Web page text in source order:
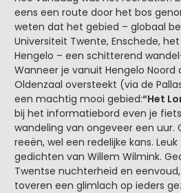
eens een route door het bos
weten dat het gebied – globaal
Universiteit Twente, Enschede,
Hengelo – een schitterend
Wanneer je vanuit Hengelo Noord
Oldenzaal oversteekt (via de
een machtig mooi gebied:“Het
bij het informatiebord even je
wandeling van ongeveer een uur.
reeën, wel een redelijke kans.
gedichten van Willem Wilmink.
Twentse nuchterheid en
toveren een glimlach op ieders